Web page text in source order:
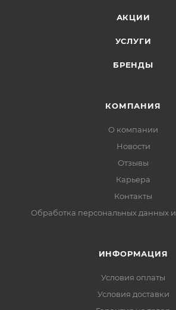
АКЦИИ
УСЛУГИ
БРЕНДЫ
КОМПАНИЯ
О компании
Новости
Отзывы
Карьера
Контакты
Обработка персональных данных
ИНФОРМАЦИЯ
Условия оплаты
Условия доставки